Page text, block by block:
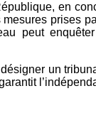
en
prises
peut
un